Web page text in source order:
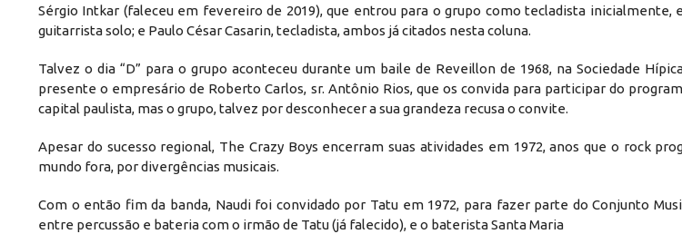
Sérgio Intkar (faleceu em fevereiro de 2019), que entrou para o grupo como tecladista inicialmente,
guitarrista solo; e Paulo César Casarin, tecladista, ambos já citados nesta coluna.
Talvez o dia “D” para o grupo aconteceu durante um baile de Reveillon de 1968, na Sociedade
presente o empresário de Roberto Carlos, sr. Antônio Rios, que os convida para participar do
capital paulista, mas o grupo, talvez por desconhecer a sua grandeza recusa o convite.
Apesar do sucesso regional, The Crazy Boys encerram suas atividades em 1972, anos que o rock
mundo fora, por divergências musicais.
Com o então fim da banda, Naudi foi convidado por Tatu em 1972, para fazer parte do Conjunto
entre percussão e bateria com o irmão de Tatu (já falecido), e o baterista Santa Maria